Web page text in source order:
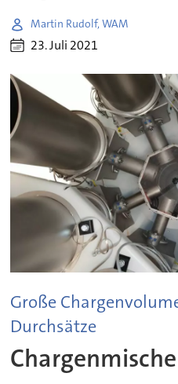
Martin Rudolf, WAM
23. Juli 2021
Große
Durchsätze